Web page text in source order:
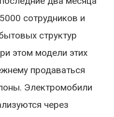
сотрудников и
структур
этом модели этих
продаваться
Электромобили
через